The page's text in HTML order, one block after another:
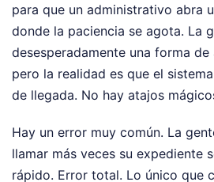
para que un administrativo abra
donde la paciencia se agota. La
desesperadamente una forma
pero la realidad es que el
de llegada. No hay atajos
Hay un error muy común. La
llamar más veces su expediente
rápido. Error total. Lo único que